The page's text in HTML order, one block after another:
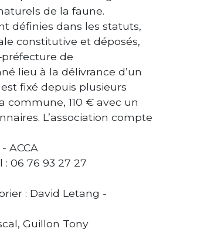
de la faune.
définies dans les statuts,
constitutive et déposés,
de
lieu à la délivrance d’un
fixé depuis plusieurs
commune, 110 € avec un
L’association compte
ACCA
: 06 76 93 27 27
: David Letang -
Guillon Tony